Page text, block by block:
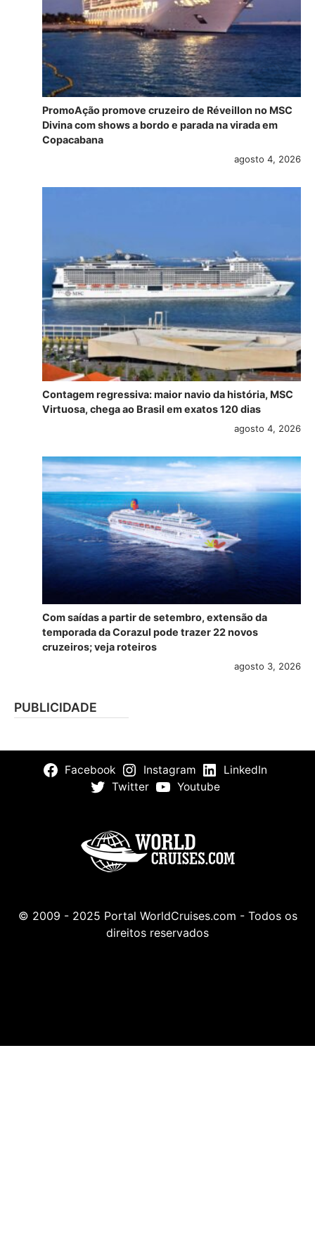
PromoAção promove cruzeiro de Réveillon no MSC
Divina com shows a bordo e parada na virada em
Copacabana
agosto 4, 2026
Contagem regressiva: maior navio da história, MSC
Virtuosa, chega ao Brasil em exatos 120 dias
agosto 4, 2026
Com saídas a partir de setembro, extensão da
temporada da Corazul pode trazer 22 novos
cruzeiros; veja roteiros
agosto 3, 2026
PUBLICIDADE
Facebook Instagram
LinkedIn
Twitter
Youtube
© 2009 - 2025 Portal WorldCruises.com - Todos os
direitos reservados